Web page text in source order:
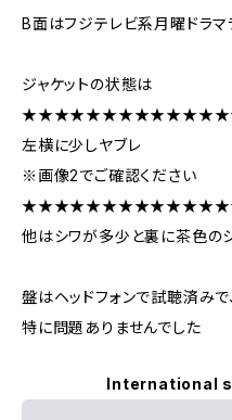
B面はフジテレビ系月曜ドラマ
ジャケットの状態は
左横に少しヤブレ
※画像2でご確認ください
他はシワが多少と裏に茶色の
盤はヘッドフォンで試聴済み
特に問題ありませんでした
International